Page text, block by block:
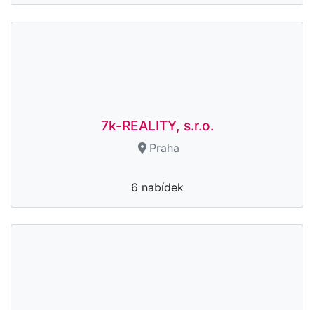
7k-REALITY, s.r.o.
Praha
6 nabídek